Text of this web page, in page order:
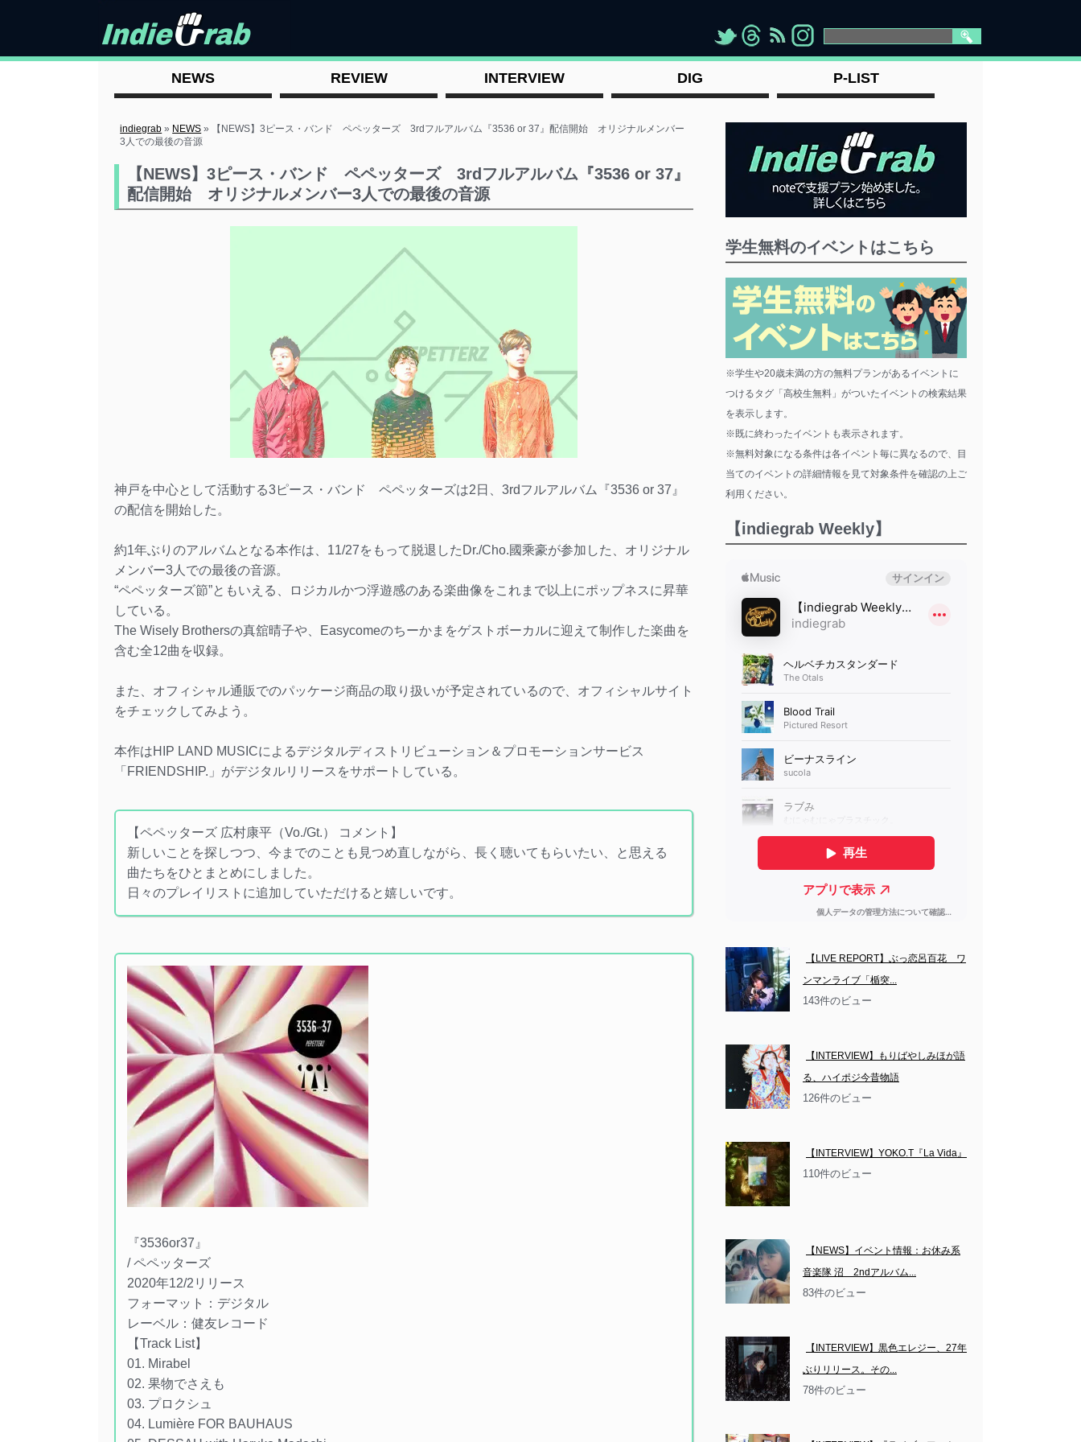
"> "> "> " >
NEWS REVIEW INTERVIEW DIG P-LIST
indiegrab » NEWS »
【NEWS】3ピース・バンド ペペッターズ 3rdフルアルバム『3536 or 37』配信開始 オリジナルメンバー
3人での最後の音源
【NEWS】3ピース・バンド ペペッターズ 3rdフルアルバム『3536 or 37』
配信開始 オリジナルメンバー3人での最後の音源
神戸を中心として活動する3ピース・バンド ペペッターズは2日、3rdフルアルバム『3536 or 37』
の配信を開始した。
約1年ぶりのアルバムとなる本作は、11/27をもって脱退したDr./Cho.國乘豪が参加した、オリジナル
メンバー3人での最後の音源。
“ペペッターズ節”ともいえる、ロジカルかつ浮遊感のある楽曲像をこれまで以上にポップネスに昇華
している。
The Wisely Brothersの真舘晴子や、Easycomeのちーかまをゲストボーカルに迎えて制作した楽曲を
含む全12曲を収録。
また、オフィシャル通販でのパッケージ商品の取り扱いが予定されているので、オフィシャルサイト
をチェックしてみよう。
本作はHIP LAND MUSICによるデジタルディストリビューション＆プロモーションサービス
「FRIENDSHIP.」がデジタルリリースをサポートしている。
【ペペッターズ 広村康平（Vo./Gt.） コメント】
新しいことを探しつつ、今までのことも見つめ直しながら、長く聴いてもらいたい、と思える
曲たちをひとまとめにしました。
日々のプレイリストに追加していただけると嬉しいです。
『3536or37』
/ ペペッターズ
2020年12/2リリース
フォーマット：デジタル
レーベル：健友レコード
【Track List】
01. Mirabel
02. 果物でさえも
03. プロクシュ
04. Lumière FOR BAUHAUS
学生無料のイベントはこちら
※学生や20歳未満の方の無料プランがあるイベントに
つけるタグ「高校生無料」がついたイベントの検索結果
を表示します。
※既に終わったイベントも表示されます。
※無料対象になる条件は各イベント毎に異なるので、目
当てのイベントの詳細情報を見て対象条件を確認の上ご
利用ください。
【indiegrab Weekly】
【LIVE REPORT】ぶっ恋呂百花　ワ
ンマンライブ「楯突...
143件のビュー
【INTERVIEW】もりばやしみほが語
る、ハイポジ今昔物語
126件のビュー
【INTERVIEW】YOKO.T『La Vida』
110件のビュー
【NEWS】イベント情報：お休み系
音楽隊 沼　2ndアルバム...
83件のビュー
【INTERVIEW】黒色エレジー、27年
ぶりリリース。その...
78件のビュー